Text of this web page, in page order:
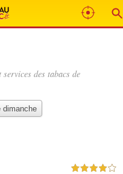
des tabacs de
dimanche
4,0 étoiles sur 5